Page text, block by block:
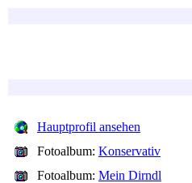
Hauptprofil ansehen
Fotoalbum: Konservativ
Fotoalbum: Mein Dirndl